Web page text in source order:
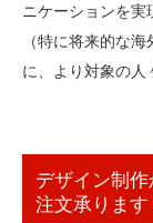
ニケーションを実
（特に将来的な
に、より対象の人
デザイン制
注文承ります